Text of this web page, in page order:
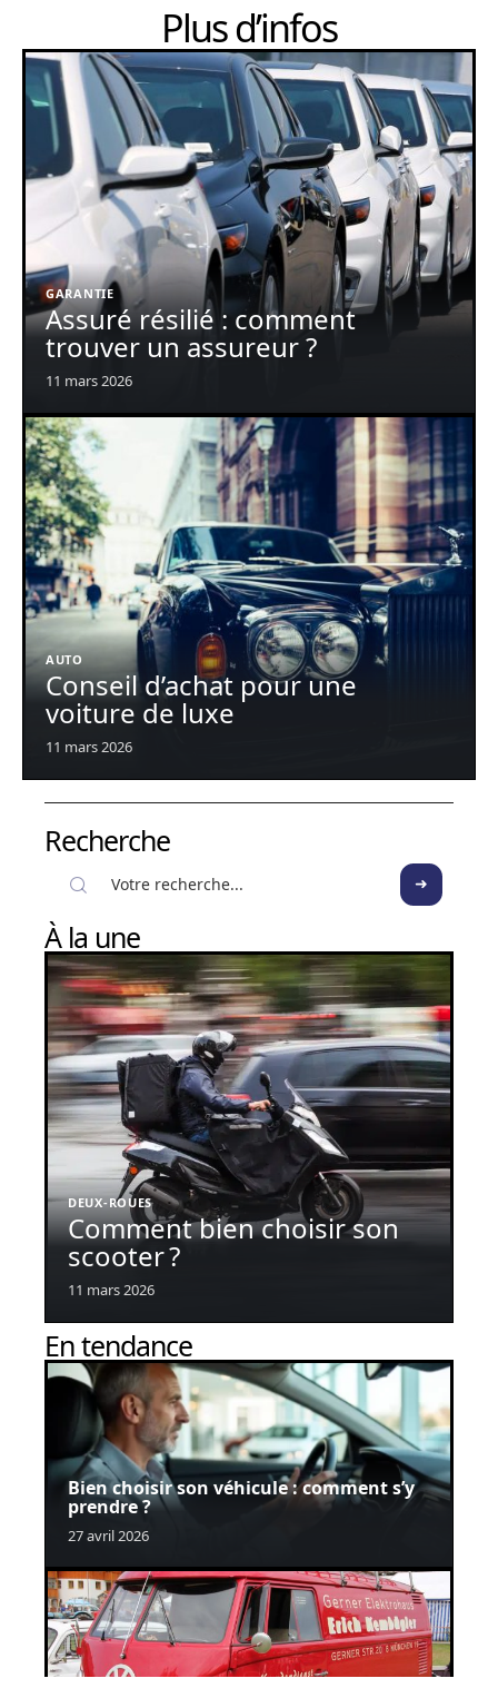
Plus d’infos
GARANTIE
Assuré résilié : comment
trouver un assureur ?
11 mars 2026
AUTO
Conseil d’achat pour une
voiture de luxe
11 mars 2026
Recherche
À la une
DEUX-ROUES
Comment bien choisir son
scooter ?
11 mars 2026
En tendance
Bien choisir son véhicule : comment s’y
prendre ?
27 avril 2026